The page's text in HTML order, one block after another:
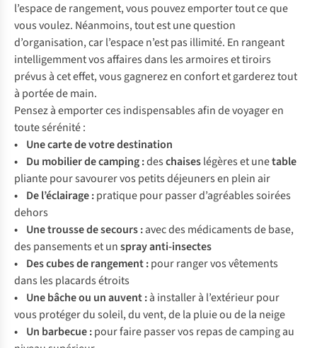
l’espace de rangement, vous pouvez emporter tout ce que
vous voulez. Néanmoins, tout est une question
d’organisation, car l’espace n’est pas illimité. En rangeant
intelligemment vos affaires dans les armoires et tiroirs
prévus à cet effet, vous gagnerez en confort et garderez tout
à portée de main.
Pensez à emporter ces indispensables afin de voyager en
toute sérénité :
• Unecarte de votre destination
• Du mobilier de camping:deschaiseslégères et unetable
pliante pour savourer vos petits déjeuners en plein air
• De l’éclairage:pratique pour passer d’agréables soirées
dehors
• Unetrousse de secours:avec des médicaments de base,
des pansements et unspray anti-insectes
• Descubes de rangement:pour ranger vos vêtements
dans les placards étroits
• Unebâche ou un auvent:à installer à l’extérieur pour
vous protéger du soleil, du vent, de la pluie ou de la neige
• Un barbecue:pour faire passer vos repas de camping au